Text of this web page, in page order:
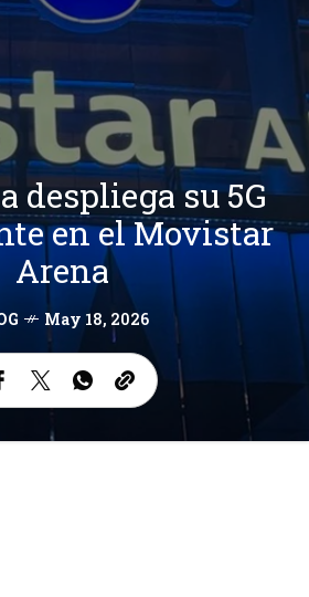
despliega su 5G
en el Movistar
Arena
May 18, 2026